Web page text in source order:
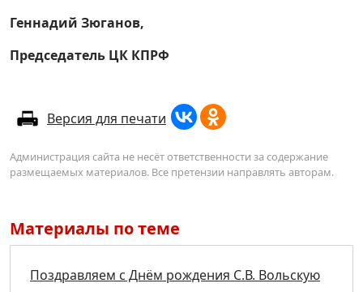
Геннадий Зюганов,
Председатель ЦК КПРФ
Версия для печати
Администрация сайта не несёт ответственности за содержание
размещаемых материалов. Все претензии направлять авторам.
Материалы по теме
Поздравляем с Днём рождения С.В. Вольскую